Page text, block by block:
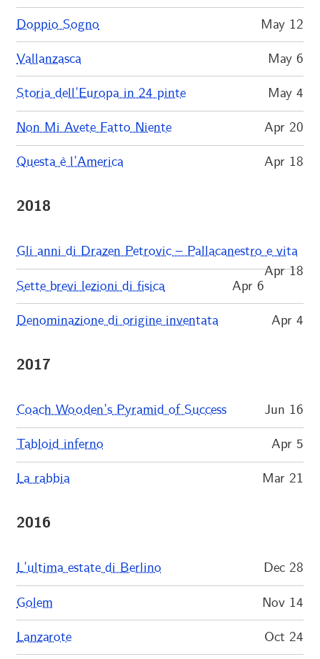
Doppio Sogno May 12
Vallanzasca May 6
Storia dell’Europa in 24 pinte May 4
Non Mi Avete Fatto Niente Apr 20
Questa è l’America Apr 18
2018
Gli anni di Drazen Petrovic – Pallacanestro e vita
Apr 18
Sette brevi lezioni di fisica
Apr 6
Denominazione di origine inventata Apr 4
2017
Coach Wooden’s Pyramid of Success Jun 16
Tabloid inferno Apr 5
La rabbia Mar 21
2016
L’ultima estate di Berlino Dec 28
Golem Nov 14
Lanzarote Oct 24